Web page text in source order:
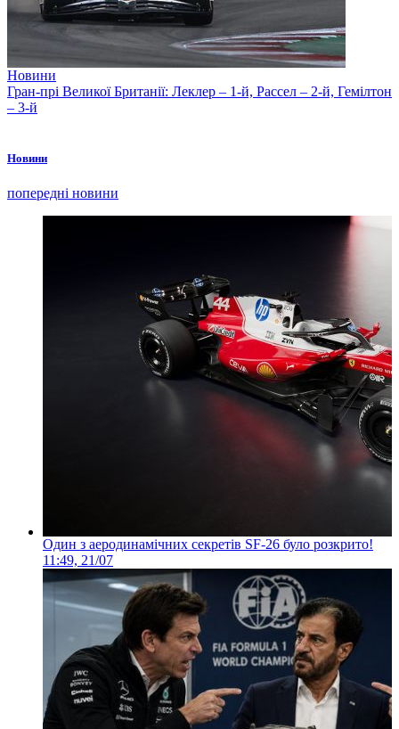
Новини
Гран-прі Великої Британії: Леклер – 1-й, Рассел – 2-й, Гемілтон
– 3-й
Новини
попередні новини
Один з аеродинамічних секретів SF-26 було розкрито!
11:49, 21/07